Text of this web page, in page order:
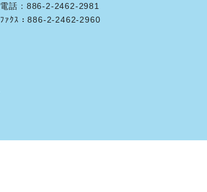
電話：886-2-2462-2981
ﾌｧｸｽ：886-2-2462-2960